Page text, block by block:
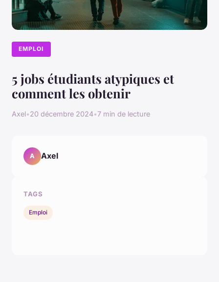
EMPLOI
5 jobs étudiants atypiques et
comment les obtenir
Axel•20 décembre 2024•7 min de lecture
A Axel
TAGS
Emploi